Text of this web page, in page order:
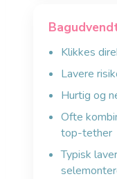
Klikkes
Lavere
Hurtig og
Ofte
top-tether
Typisk